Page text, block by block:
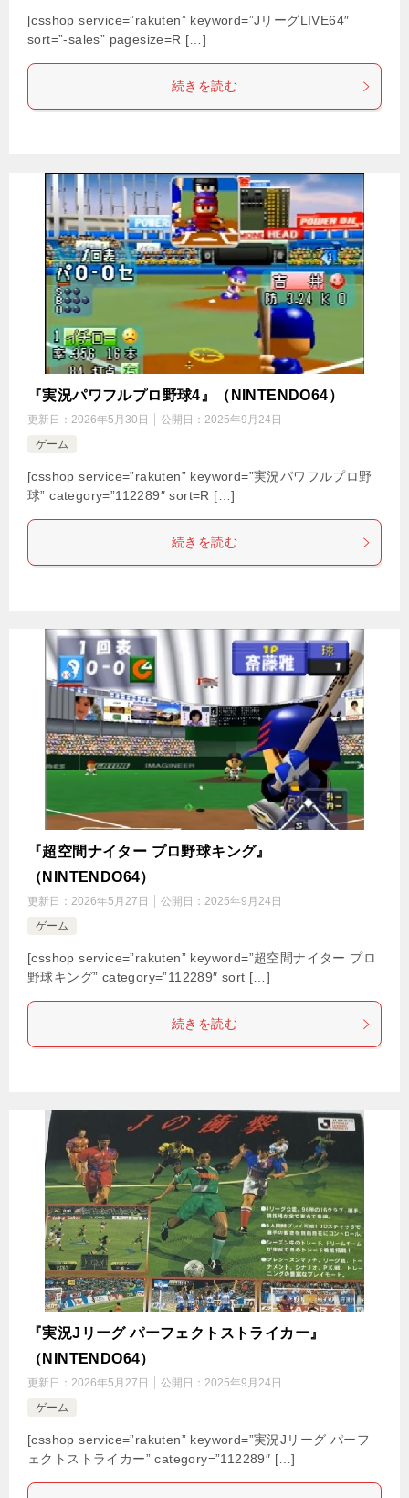
[csshop service=”rakuten” keyword=”JリーグLIVE64″
sort=”-sales” pagesize=R […]
続きを読む
『実況パワフルプロ野球4』（NINTENDO64）
更新日： 2026年5月30日 公開日： 2025年9月24日
ゲーム
[csshop service=”rakuten” keyword=”実況パワフルプロ野
球” category=”112289″ sort=R […]
続きを読む
『超空間ナイター プロ野球キング』
（NINTENDO64）
更新日： 2026年5月27日 公開日： 2025年9月24日
ゲーム
[csshop service=”rakuten” keyword=”超空間ナイター プロ
野球キング” category=”112289″ sort […]
続きを読む
『実況Jリーグ パーフェクトストライカー』
（NINTENDO64）
更新日： 2026年5月27日 公開日： 2025年9月24日
ゲーム
[csshop service=”rakuten” keyword=”実況Jリーグ パーフ
ェクトストライカー” category=”112289″ […]